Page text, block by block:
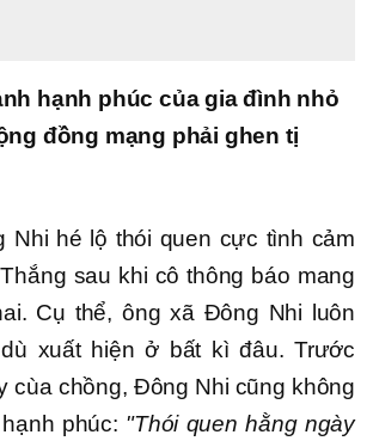
hạnh phúc của gia đình nhỏ
đồng mạng phải ghen tị
Nhi hé lộ thói quen cực tình cảm
sau khi cô thông báo mang
Cụ thể, ông xã Đông Nhi luôn
xuất hiện ở bất kì đâu. Trước
cùa chồng, Đông Nhi cũng không
phúc: "Thói quen hằng ngày